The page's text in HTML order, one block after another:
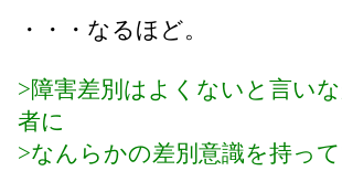
・・・なるほど。
>障害差別はよくないと言い
者に
>なんらかの差別意識を持っ